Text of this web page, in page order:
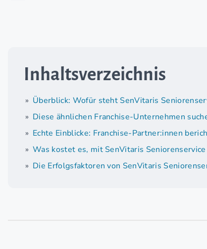
Inhaltsverzeichnis
Überblick: Wofür steht SenVitaris
Diese ähnlichen Franchise-Unternehmen
Echte Einblicke: Franchise-Partner:innen
Was kostet es, mit SenVitaris Seniorenservice
Die Erfolgsfaktoren von SenVitaris